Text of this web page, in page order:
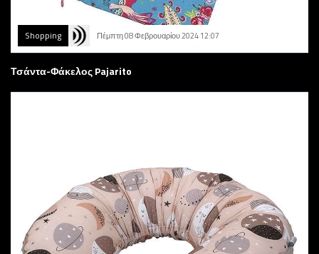
Shopping Πέμπτη 08 Φεβρουαρίου 2024 12:07
Τσάντα-Φάκελος Pajarito